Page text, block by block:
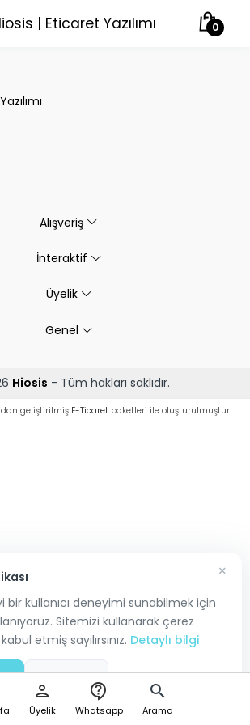
0
Alışveriş
İnteraktif
Üyelik
Genel
Hiosis - Tüm hakları saklıdır.
geliştirilmiş E-Ticaretpaketleri ile oluşturulmuştur.
person
Üyelik
contact_support
Whatsapp
search
Arama
bir kullanıcı deneyimi sunabilmek için
Sitemizi kullanarak çerez
etmiş sayılırsınız. Detaylı bilgi
Reddet
×